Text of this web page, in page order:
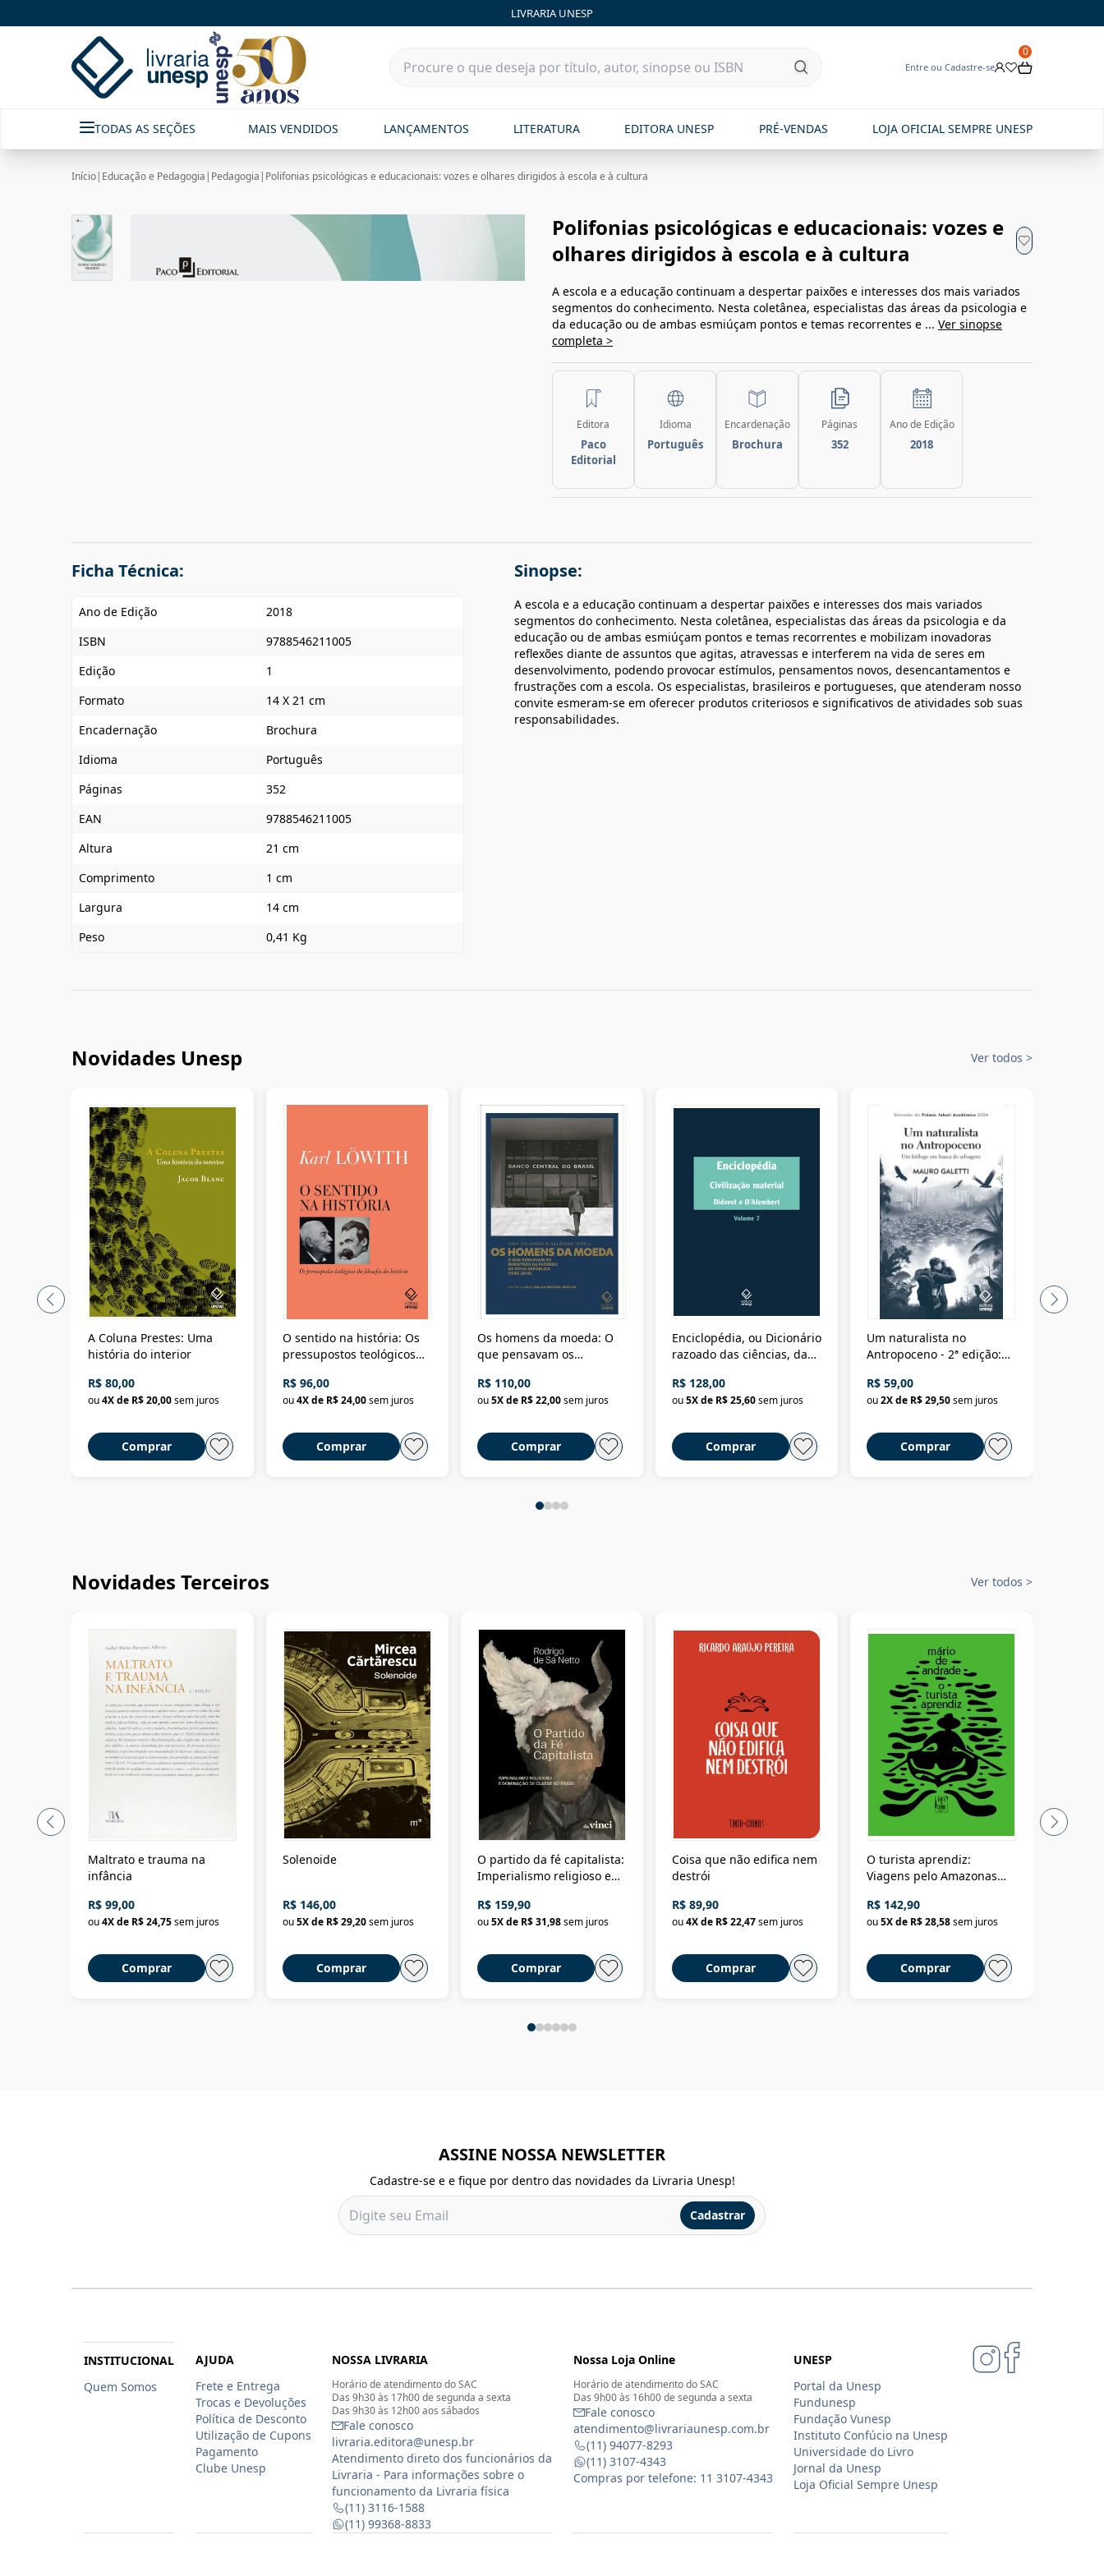
LIVRARIA UNESP
Entre ou Cadastre-se
0
TODAS AS SEÇÕES MAIS VENDIDOS LANÇAMENTOS LITERATURA EDITORA UNESP PRÉ-VENDAS LOJA OFICIAL SEMPRE UNESP
Início| Educação e Pedagogia | Pedagogia | Polifonias psicológicas e educacionais: vozes e olhares dirigidos à escola e à cultura
Polifonias psicológicas e educacionais: vozes e
olhares dirigidos à escola e à cultura
A escola e a educação continuam a despertar paixões e interesses dos mais variados
segmentos do conhecimento. Nesta coletânea, especialistas das áreas da psicologia e
da educação ou de ambas esmiúçam pontos e temas recorrentes e ... Ver sinopse
completa >
Editora
Paco
Editorial
Idioma
Português
Encardenação
Brochura
Páginas
352
Ano de Edição
2018
Ficha Técnica:
Ano de Edição
2018
ISBN
9788546211005
Edição
1
Formato
14 X 21 cm
Encadernação
Brochura
Idioma
Português
Páginas
352
EAN
9788546211005
Altura
21 cm
Comprimento
1 cm
Largura
14 cm
Peso
0,41 Kg
Sinopse:
A escola e a educação continuam a despertar paixões e interesses dos mais variados
segmentos do conhecimento. Nesta coletânea, especialistas das áreas da psicologia e da
educação ou de ambas esmiúçam pontos e temas recorrentes e mobilizam inovadoras
reflexões diante de assuntos que agitas, atravessas e interferem na vida de seres em
desenvolvimento, podendo provocar estímulos, pensamentos novos, desencantamentos e
frustrações com a escola. Os especialistas, brasileiros e portugueses, que atenderam nosso
convite esmeram-se em oferecer produtos criteriosos e significativos de atividades sob suas
responsabilidades.
Novidades Unesp Ver todos >
A Coluna Prestes: Uma
história do interior
R$ 80,00
ou4X de R$ 20,00sem juros
Comprar
O sentido na história: Os
pressupostos teológicos
R$ 96,00
ou4X de R$ 24,00sem juros
Comprar
Os homens da moeda: O
que pensavam os
Nova República (1985-
2018)
R$ 110,00
ou5X de R$ 22,00sem juros
Comprar
Enciclopédia, ou Dicionário
razoado das ciências, das
Civilização material
R$ 128,00
ou5X de R$ 25,60sem juros
Comprar
Um naturalista no
Antropoceno - 2ª edição:
selvagem
R$ 59,00
ou2X de R$ 29,50sem juros
Comprar
Novidades Terceiros Ver todos >
Maltrato e trauma na
infância
R$ 99,00
ou4X de R$ 24,75sem juros
Comprar
Solenoide
R$ 146,00
ou5X de R$ 29,20sem juros
Comprar
O partido da fé capitalista:
Imperialismo religioso e
Brasil
R$ 159,90
ou5X de R$ 31,98sem juros
Comprar
Coisa que não edifica nem
destrói
R$ 89,90
ou4X de R$ 22,47sem juros
Comprar
O turista aprendiz:
Viagens pelo Amazonas
até a Bolívia e por Marajó
até dizer chega
R$ 142,90
ou5X de R$ 28,58sem juros
Comprar
ASSINE NOSSA NEWSLETTER
Cadastre-se e e fique por dentro das novidades da Livraria Unesp!
Cadastrar
INSTITUCIONAL
Quem Somos
AJUDA
Frete e Entrega
Trocas e Devoluções
Política de Desconto
Utilização de Cupons
Pagamento
Clube Unesp
NOSSA LIVRARIA
Horário de atendimento do SAC
Das 9h30 às 17h00 de segunda a sexta
Das 9h30 às 12h00 aos sábados
Fale conosco
livraria.editora@unesp.br
Atendimento direto dos funcionários da
Livraria - Para informações sobre o
funcionamento da Livraria física
(11) 3116-1588
(11) 99368-8833
Nossa Loja Online
Horário de atendimento do SAC
Das 9h00 às 16h00 de segunda a sexta
Fale conosco
atendimento@livrariaunesp.com.br
(11) 94077-8293
(11) 3107-4343
Compras por telefone: 11 3107-4343
UNESP
Portal da Unesp
Fundunesp
Fundação Vunesp
Instituto Confúcio na Unesp
Universidade do Livro
Jornal da Unesp
Loja Oficial Sempre Unesp